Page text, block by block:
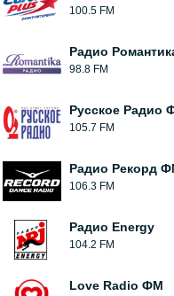
100.5 FM
Радио
98.8 FM
Русское Радио
105.7 FM
Радио Рекорд
106.3 FM
Радио Energy
104.2 FM
Love Radio ФМ